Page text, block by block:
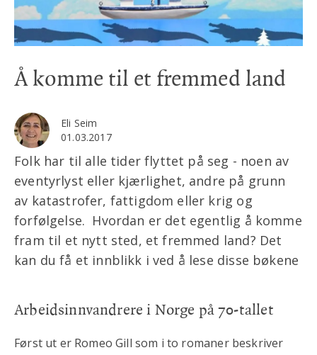
Å komme til et fremmed land
Eli Seim
01.03.2017
Folk har til alle tider flyttet på seg - noen av
eventyrlyst eller kjærlighet, andre på grunn
av katastrofer, fattigdom eller krig og
forfølgelse. Hvordan er det egentlig å komme
fram til et nytt sted, et fremmed land? Det
kan du få et innblikk i ved å lese disse bøkene
Arbeidsinnvandrere i Norge på 70-tallet
Først ut er Romeo Gill som i to romaner beskriver